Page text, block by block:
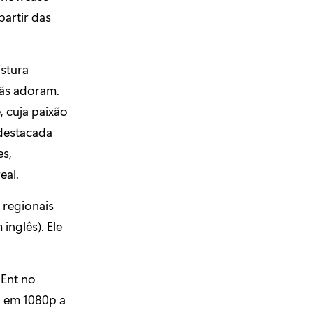
das
adoram.
cuja paixão
regionais
inglês). Ele
no
1080p a